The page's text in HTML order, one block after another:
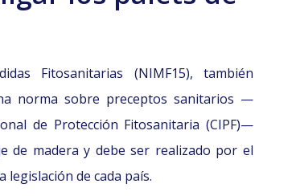
Fitosanitarias (NIMF15), también
norma sobre preceptos sanitarios —
de Protección Fitosanitaria (CIPF)—
de madera y debe ser realizado por el
de cada país.